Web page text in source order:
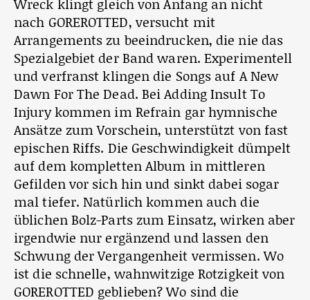
nach GOREROTTED, versucht mit
Arrangements zu beeindrucken, die nie das
Spezialgebiet der Band waren. Experimentell
und verfranst klingen die Songs auf A New
Dawn For The Dead. Bei Adding Insult To
Injury kommen im Refrain gar hymnische
Ansätze zum Vorschein, unterstützt von fast
epischen Riffs. Die Geschwindigkeit dümpelt
auf dem kompletten Album in mittleren
Gefilden vor sich hin und sinkt dabei sogar
mal tiefer. Natürlich kommen auch die
üblichen Bolz-Parts zum Einsatz, wirken aber
irgendwie nur ergänzend und lassen den
Schwung der Vergangenheit vermissen. Wo
ist die schnelle, wahnwitzige Rotzigkeit von
GOREROTTED geblieben? Wo sind die